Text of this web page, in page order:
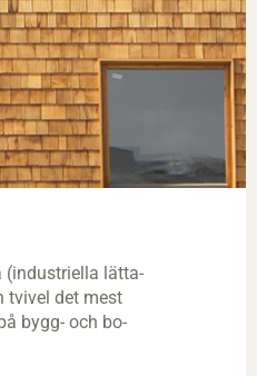
(industriella lätta­
tvivel det mest
bygg­- och bo­